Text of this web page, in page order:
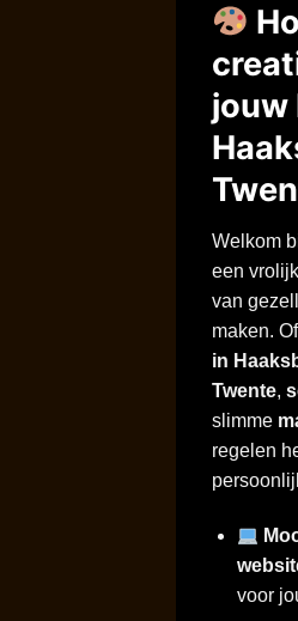
jouw
Welkom
een
van
maken.
in
Twente,
slimme
regelen
voor